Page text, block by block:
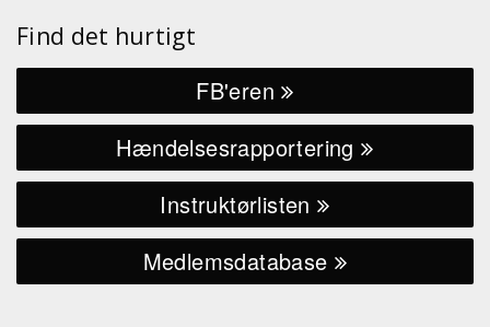
Find det hurtigt
FB'eren
Hændelsesrapportering
Instruktørlisten
Medlemsdatabase